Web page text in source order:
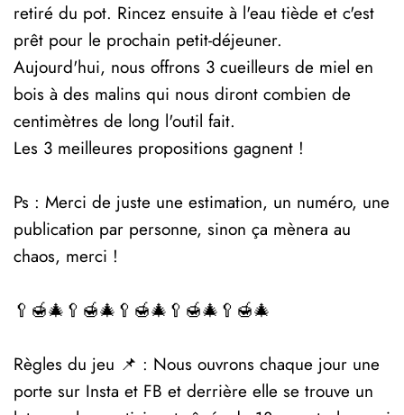
retiré du pot. Rincez ensuite à l'eau tiède et c'est
prêt pour le prochain petit-déjeuner.
Aujourd'hui, nous offrons 3 cueilleurs de miel en
bois à des malins qui nous diront combien de
centimètres de long l'outil fait.
Les 3 meilleures propositions gagnent !
Ps : Merci de juste une estimation, un numéro, une
publication par personne, sinon ça mènera au
chaos, merci !
🥄🍯🎄🥄🍯🎄🥄🍯🎄🥄🍯🎄🥄🍯🎄
Règles du jeu 📌 : Nous ouvrons chaque jour une
porte sur Insta et FB et derrière elle se trouve un